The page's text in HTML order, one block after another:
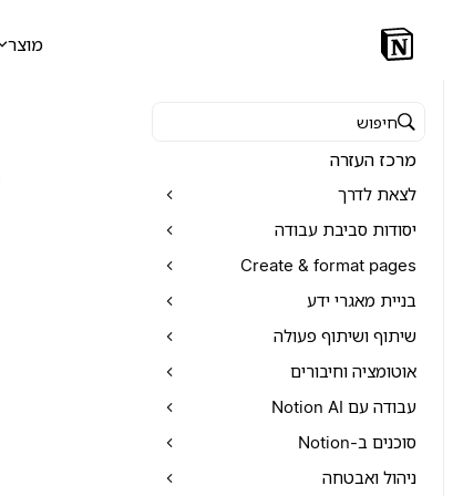
מוצר
חיפוש במרכז העזרה
מרכז העזרה
לצאת לדרך
יסודות סביבת עבודה
Create & format pages
בניית מאגרי ידע
שיתוף ושיתוף פעולה
אוטומציה וחיבורים
עבודה עם Notion AI
סוכנים ב-Notion
ניהול ואבטחה